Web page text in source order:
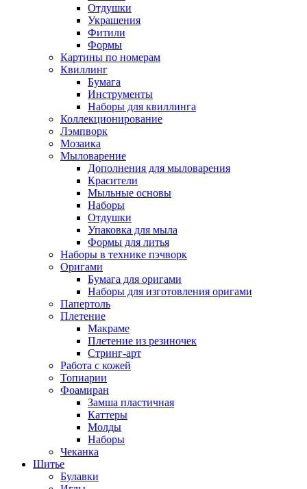
Отдушки
Украшения
Фитили
Формы
Картины по номерам
Квиллинг
Бумага
Инструменты
Наборы для квиллинга
Коллекционирование
Лэмпворк
Мозаика
Мыловарение
Дополнения для мыловарения
Красители
Мыльные основы
Наборы
Отдушки
Упаковка для мыла
Формы для литья
Наборы в технике пэчворк
Оригами
Бумага для оригами
Наборы для изготовления оригами
Папертоль
Плетение
Макраме
Плетение из резиночек
Стринг-арт
Работа с кожей
Топиарии
Фоамиран
Замша пластичная
Каттеры
Молды
Наборы
Чеканка
Шитье
Булавки